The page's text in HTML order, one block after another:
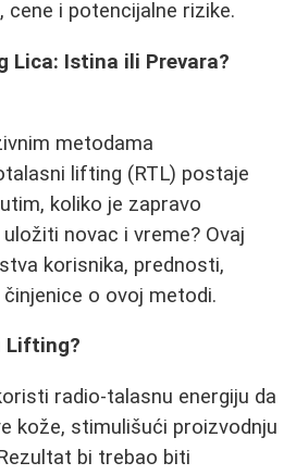
i potencijalne rizike.
Lica: Istina ili Prevara?
metodama
lifting (RTL) postaje
koliko je zapravo
novac i vreme? Ovaj
korisnika, prednosti,
o ovoj metodi.
Lifting?
radio-talasnu energiju da
kože, stimulišući proizvodnju
bi trebao biti